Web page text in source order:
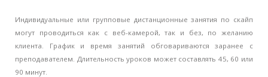
Индивидуальные или групповые дистанционные занятия по скайп
могут проводиться как с веб-камерой, так и без, по желанию
клиента. График и время занятий обговариваются заранее с
преподавателем. Длительность уроков может составлять 45, 60 или
90 минут.